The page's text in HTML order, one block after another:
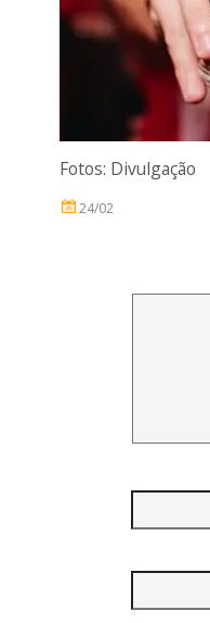
Fotos: Divulgação
24/02